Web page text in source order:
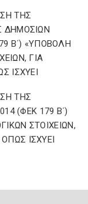
ΤΗΣ
ΔΗΜΟΣΙΩΝ
Β΄) «ΥΠΟΒΟΛΗ
ΓΙΑ
ΙΣΧΥΕΙ
ΤΗΣ
(ΦΕΚ 179 Β΄)
ΣΤΟΙΧΕΙΩΝ,
ΙΣΧΥΕΙ